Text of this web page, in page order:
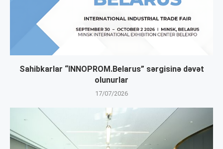
Sahibkarlar “INNOPROM.Belarus” sərgisinə dəvət
olunurlar
17/07/2026